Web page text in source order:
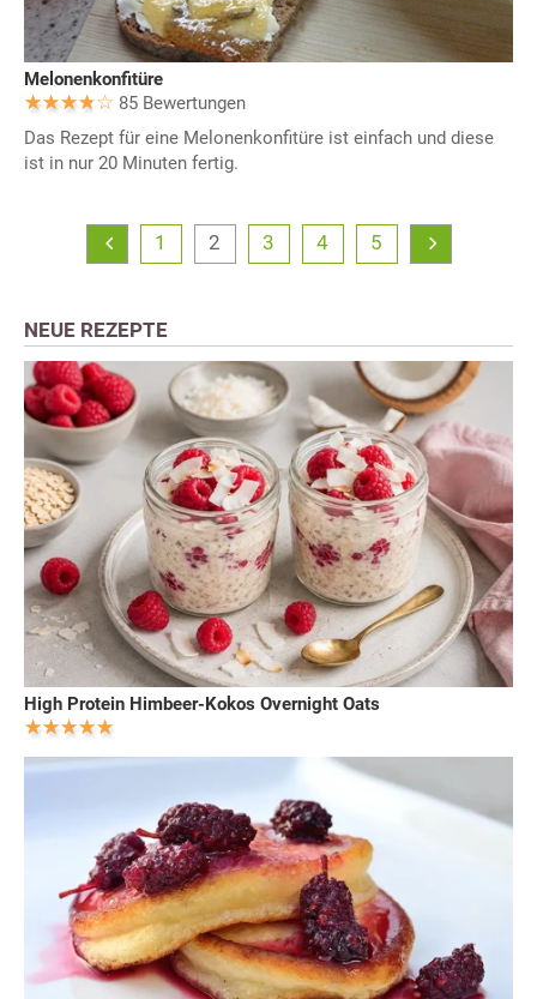
Melonenkonfitüre
85 Bewertungen
Das Rezept für eine Melonenkonfitüre ist einfach und diese
ist in nur 20 Minuten fertig.
1 2 3 4 5
NEUE REZEPTE
High Protein Himbeer-Kokos Overnight Oats